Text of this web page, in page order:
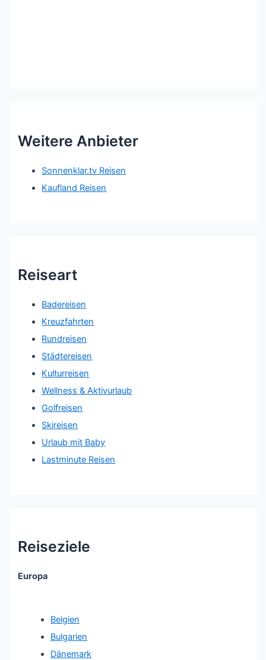
Weitere Anbieter
Sonnenklar.tv Reisen
Kaufland Reisen
Reiseart
Badereisen
Kreuzfahrten
Rundreisen
Städtereisen
Kulturreisen
Wellness & Aktivurlaub
Golfreisen
Skireisen
Urlaub mit Baby
Lastminute Reisen
Reiseziele
Europa
Belgien
Bulgarien
Dänemark